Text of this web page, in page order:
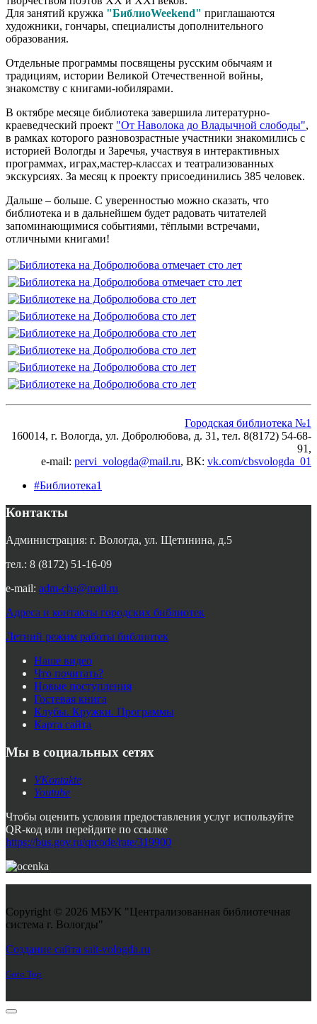
Для занятий кружка "БиблиоWeekend" приглашаются
художники, гончары, специалисты дополнительного
образования.
Отдельные программы посвящены русским обычаям и
традициям, истории Великой Отечественной войны,
знакомству с книгами-юбилярами.
В октябре месяце библиотека завершила литературно-
краеведческий проект "От Наволока до Владычной слободы",
в рамках которого разновозрастные участники знакомились с
историей Вологды и Заречья, участвуя в интерактивных
программах, играх,мастер-классах и театрализованных
экскурсиях. За месяц к проекту присоединились 385 человек.
Дальше – больше. С уверенностью можно сказать, что
библиотека и в дальнейшем будет радовать читателей
запоминающимися событиями, тёплыми встречами,
отличными книгами!
Городская библиотека №1
160014, г. Вологда, ул. Добролюбова, д. 31, тел. 8(8172) 54-68-
91,
e-mail: pervi_vologda@mail.ru, ВК: vk.com/cbsvologda_01
#Библиотека1
Контакты
Администрация: г. Вологда, ул. Щетинина, д.5
тел.: 8 (8172) 51-16-09
e-mail: adm-cbs@mail.ru
Адреса и контакты городских библиотек
Летний режим работы библиотек
Наше видео
Что почитать?
Новые поступления
Гостевая книга
Клубы. Кружки. Программы
Карта сайта
Мы в социальных сетях
VKontakte
Youtube
Чтобы оценить условия предоставления услуг используйте
QR-код или перейдите по ссылке
https://bus.gov.ru/qrcode/rate/319900
Copyright © 2026 МБУК "Централизованная библиотечная
система г. Вологды"
Создание сайта sait-vologda.ru
Goto Top